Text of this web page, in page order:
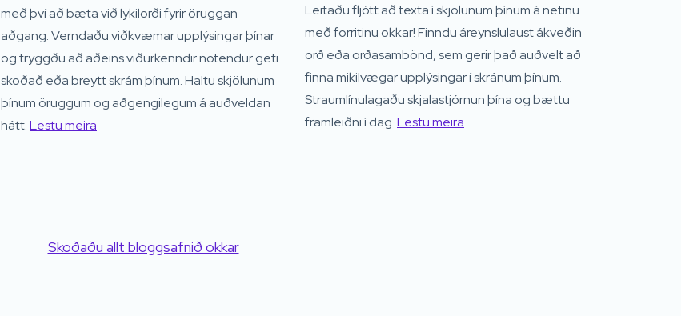
með því að bæta við lykilorði fyrir öruggan
aðgang. Verndaðu viðkvæmar upplýsingar þínar
og tryggðu að aðeins viðurkenndir notendur geti
skoðað eða breytt skrám þínum. Haltu skjölunum
þínum öruggum og aðgengilegum á auðveldan
hátt.Lestu meira
Leitaðu fljótt að texta í skjölunum þínum á netinu
með forritinu okkar! Finndu áreynslulaust ákveðin
orð eða orðasambönd, sem gerir það auðvelt að
finna mikilvægar upplýsingar í skránum þínum.
Straumlínulagaðu skjalastjórnun þína og bættu
framleiðni í dag.Lestu meira
Skoðaðu allt bloggsafnið okkar